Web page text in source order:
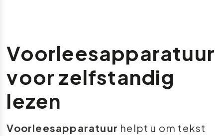
Voorleesapparatuur
voor zelfstandig
lezen
Voorleesapparatuur helpt u om tekst